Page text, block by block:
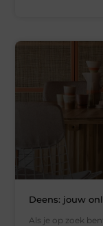
Deens: jouw
Als je op zoek